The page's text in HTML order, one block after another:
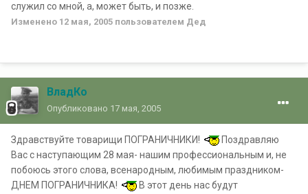
служил со мной, а, может быть, и позже.
Изменено 12 мая, 2005 пользователем Дед
ВладКо
Опубликовано 17 мая, 2005
Здравствуйте товарищи ПОГРАНИЧНИКИ!
Поздравляю
Вас с наступающим 28 мая- нашим профессиональным и, не
побоюсь этого слова, всенародным, любимым праздником-
ДНЕМ ПОГРАНИЧНИКА!
В этот день нас будут